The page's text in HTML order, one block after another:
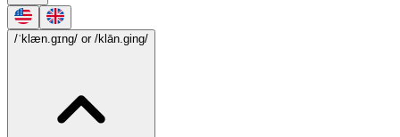
/ˈklæn.gɪng/ or /klān.ging/